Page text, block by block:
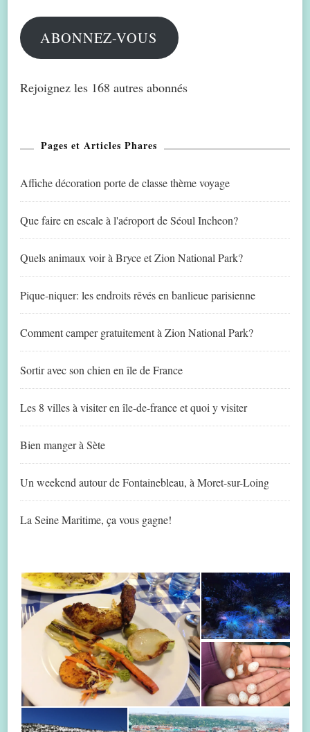
mail
ABONNEZ-VOUS
Rejoignez les 168 autres abonnés
Pages et Articles Phares
Affiche décoration porte de classe thème voyage
Que faire en escale à l'aéroport de Séoul Incheon?
Quels animaux voir à Bryce et Zion National Park?
Pique-niquer: les endroits rêvés en banlieue parisienne
Comment camper gratuitement à Zion National Park?
Sortir avec son chien en île de France
Les 8 villes à visiter en île-de-france et quoi y visiter
Bien manger à Sète
Un weekend autour de Fontainebleau, à Moret-sur-Loing
La Seine Maritime, ça vous gagne!